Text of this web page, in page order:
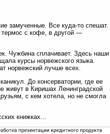
замученные. Все куда-то спешат.
термос с кофе, в другой —
Чужбина сплачивает. Здесь наши
курсы норвежского языка.
норвежский лучше всех.
До консерватории, где ее
живут в Киришах Ленинградской
с кем хотела, но не смогла
книжках...